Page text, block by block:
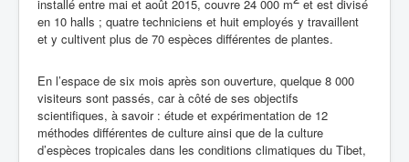
installé entre mai et août 2015, couvre 24 000 m
et est divisé
en 10 halls ; quatre techniciens et huit employés y travaillent
et y cultivent plus de 70 espèces différentes de plantes.
En l’espace de six mois après son ouverture, quelque 8 000
visiteurs sont passés, car à côté de ses objectifs
scientifiques, à savoir : étude et expérimentation de 12
méthodes différentes de culture ainsi que de la culture
d’espèces tropicales dans les conditions climatiques du Tibet,